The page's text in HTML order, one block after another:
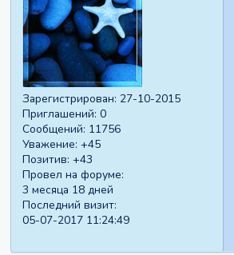
Зарегистрирован: 27-10-2015
Приглашений: 0
Сообщений: 11756
Уважение: +45
Позитив: +43
Провел на форуме:
3 месяца 18 дней
Последний визит:
05-07-2017 11:24:49